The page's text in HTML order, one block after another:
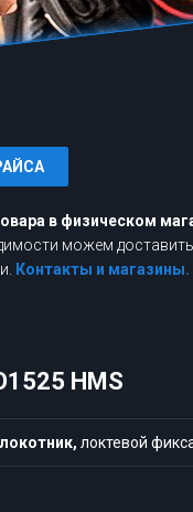
в физическом
можем
Контакты и магазины.
HMS
локтевой